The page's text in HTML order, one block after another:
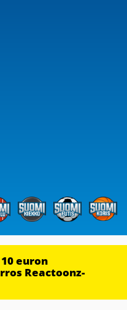
euron
Reactoonz-